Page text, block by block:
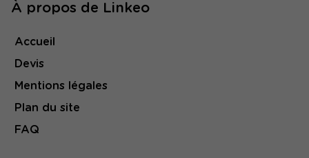
À propos de Linkeo
Accueil
Devis
Mentions légales
Plan du site
FAQ